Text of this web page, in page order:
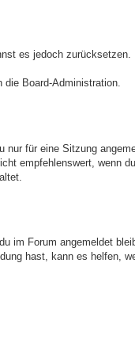
es jedoch
Board-Administration.
für eine Sitzung
empfehlenswert,
Forum angemeldet
hast, kann es helfen,